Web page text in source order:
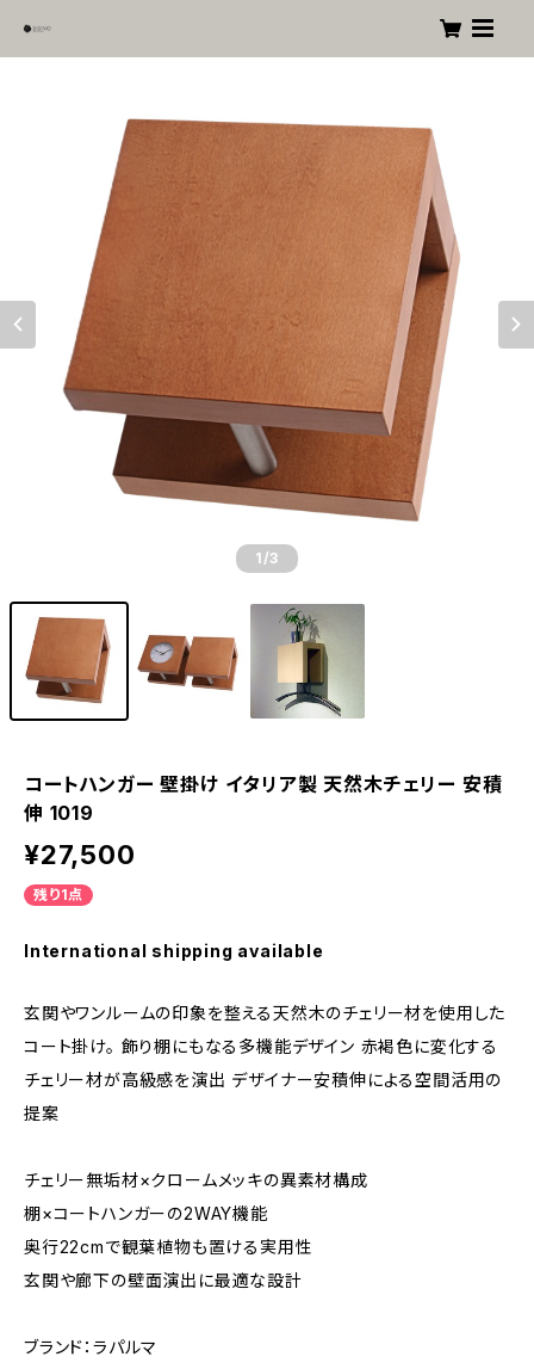
1 /3
コートハンガー 壁掛け イタリア製 天然木チェリー 安積
伸 1019
¥27,500
残り1点
International shipping available
玄関やワンルームの印象を整える天然木のチェリー材を使用した
コート掛け。 飾り棚にもなる多機能デザイン 赤褐色に変化する
チェリー材が高級感を演出 デザイナー安積伸による空間活用の
提案
チェリー無垢材×クロームメッキの異素材構成
棚×コートハンガーの2WAY機能
奥行22cmで観葉植物も置ける実用性
玄関や廊下の壁面演出に最適な設計
ブランド：ラパルマ